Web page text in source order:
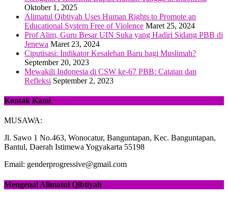
Oktober 1, 2025
Alimatul Qibtiyah Uses Human Rights to Promote an
Educational System Free of Violence Maret 25, 2024
Prof Alim, Guru Besar UIN Suka yang Hadiri Sidang PBB di
Jenewa Maret 23, 2024
Ciputisasi: Indikator Kesalehan Baru bagi Muslimah?
September 20, 2023
Mewakili Indonesia di CSW ke-67 PBB: Catatan dan
Refleksi September 2, 2023
Kontak Kami
MUSAWA:
Jl. Sawo 1 No.463, Wonocatur, Banguntapan, Kec. Banguntapan,
Bantul, Daerah Istimewa Yogyakarta 55198
Email: genderprogressive@gmail.com
Mengenal Alimatul Qibtiyah